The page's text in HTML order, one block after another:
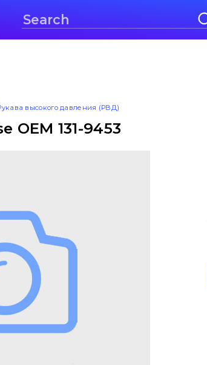
высокого давления (РВД)
OEM 131-9453